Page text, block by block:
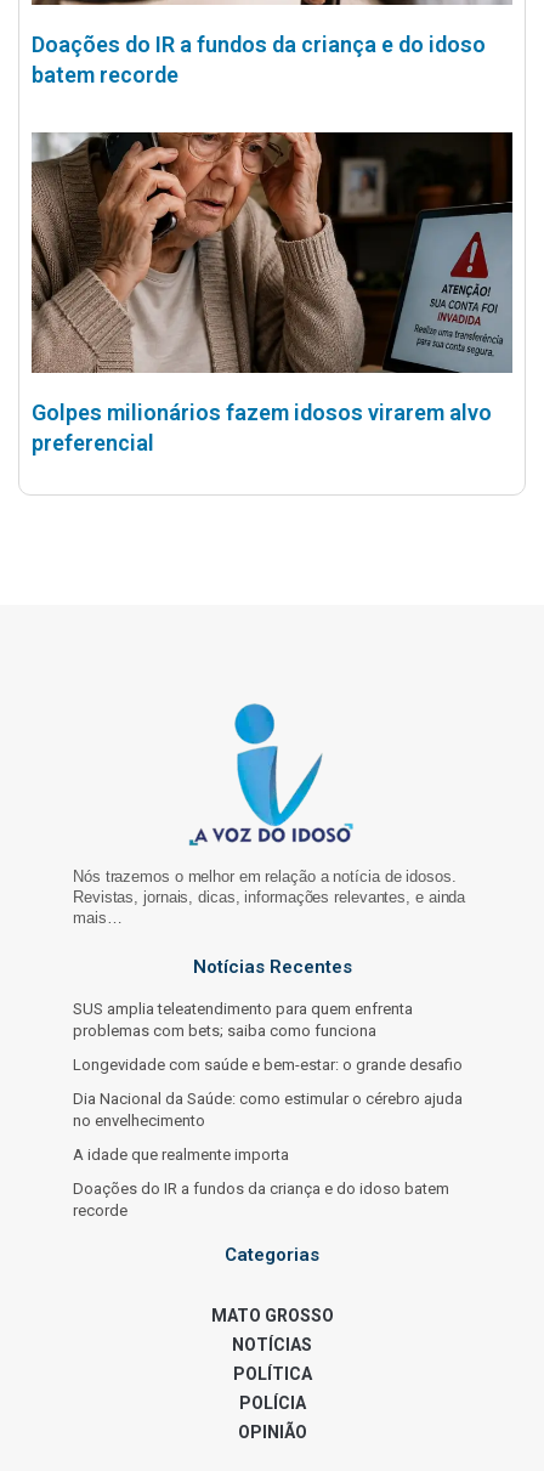
Doações do IR a fundos da criança e do idoso
batem recorde
Golpes milionários fazem idosos virarem alvo
preferencial
Nós trazemos o melhor em relação a notícia de idosos.
Revistas, jornais, dicas, informações relevantes, e ainda
mais…
Notícias Recentes
SUS amplia teleatendimento para quem enfrenta
problemas com bets; saiba como funciona
Longevidade com saúde e bem-estar: o grande desafio
Dia Nacional da Saúde: como estimular o cérebro ajuda
no envelhecimento
A idade que realmente importa
Doações do IR a fundos da criança e do idoso batem
recorde
Categorias
MATO GROSSO
NOTÍCIAS
POLÍTICA
POLÍCIA
OPINIÃO